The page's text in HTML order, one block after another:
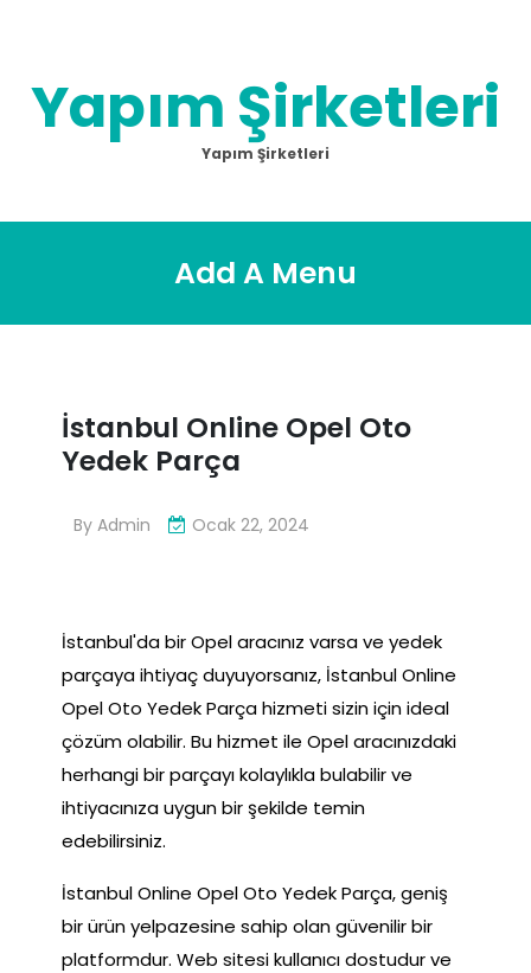
Yapım Şirketleri
Yapım Şirketleri
Add A Menu
İstanbul Online Opel Oto
Yedek Parça
By Admin Ocak 22, 2024
İstanbul'da bir Opel aracınız varsa ve yedek
parçaya ihtiyaç duyuyorsanız, İstanbul Online
Opel Oto Yedek Parça hizmeti sizin için ideal
çözüm olabilir. Bu hizmet ile Opel aracınızdaki
herhangi bir parçayı kolaylıkla bulabilir ve
ihtiyacınıza uygun bir şekilde temin
edebilirsiniz.
İstanbul Online Opel Oto Yedek Parça, geniş
bir ürün yelpazesine sahip olan güvenilir bir
platformdur. Web sitesi kullanıcı dostudur ve